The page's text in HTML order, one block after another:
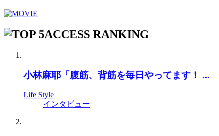
ACCESS RANKING
小林麻耶「腹筋、背筋を毎日やってます！ ...
Life Style
インタビュー